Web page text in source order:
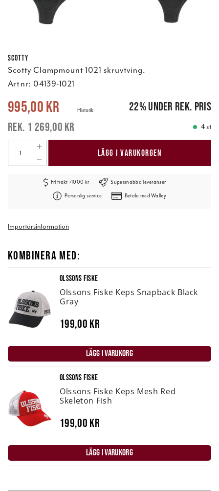
Scotty
Scotty Clampmount 1021 skruvtving.
Art nr: 04139-1021
Nuvarande pris:995,00 kr 1 269,00 kr
995,00 kr
1 269,00 kr
Historik 22%under rek. pris
4 st
LÄGG I VARUKORGEN
Fri frakt >1000 kr Supersnabba leveranser
Personlig service Betala med Walley
Importörsinformation
KOMBINERA MED:
OLSSONS FISKE
Olssons Fiske Keps Snapback Black
Gray
199,00 kr
LÄGG I VARUKORG
OLSSONS FISKE
Olssons Fiske Keps Mesh Red
Skeleton Fish
199,00 kr
LÄGG I VARUKORG